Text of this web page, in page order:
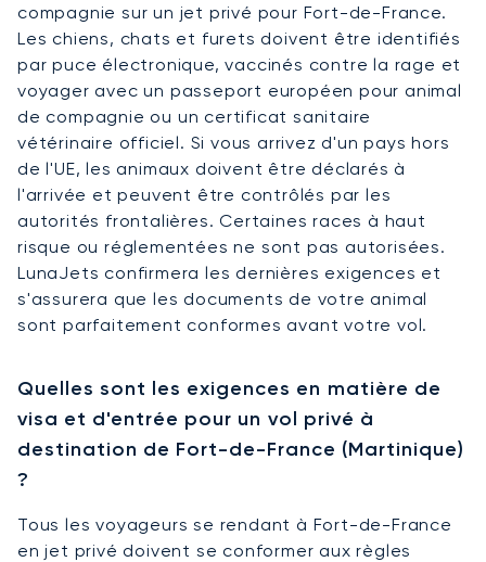
compagnie sur un jet privé pour Fort-de-France.
Les chiens, chats et furets doivent être identifiés
par puce électronique, vaccinés contre la rage et
voyager avec un passeport européen pour animal
de compagnie ou un certificat sanitaire
vétérinaire officiel. Si vous arrivez d'un pays hors
de l'UE, les animaux doivent être déclarés à
l'arrivée et peuvent être contrôlés par les
autorités frontalières. Certaines races à haut
risque ou réglementées ne sont pas autorisées.
LunaJets confirmera les dernières exigences et
s'assurera que les documents de votre animal
sont parfaitement conformes avant votre vol.
Quelles sont les exigences en matière de
visa et d'entrée pour un vol privé à
destination de Fort-de-France (Martinique)
?
Tous les voyageurs se rendant à Fort-de-France
en jet privé doivent se conformer aux règles